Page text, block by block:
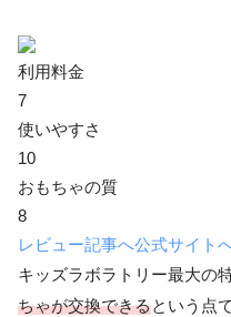
利用料金
7
使いやすさ
10
おもちゃの質
8
レビュー記事へ公式サイト
キッズラボラトリー最大の
ちゃが交換できるという点